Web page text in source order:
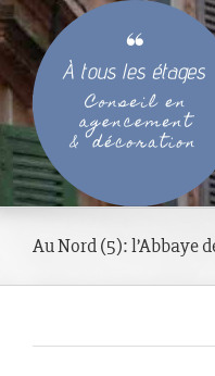
Passer
au
contenu
Au Nord (5): l’Abbaye